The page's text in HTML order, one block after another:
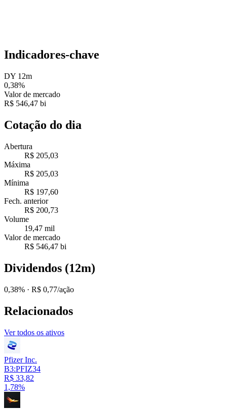
Indicadores-chave
DY 12m
0,38%
Valor de mercado
R$ 546,47 bi
Cotação do dia
Abertura
R$ 205,03
Máxima
R$ 205,03
Mínima
R$ 197,60
Fech. anterior
R$ 200,73
Volume
19,47 mil
Valor de mercado
R$ 546,47 bi
Dividendos (12m)
0,38% · R$ 0,77/ação
Relacionados
Ver todos os ativos
Pfizer Inc.
B3:PFIZ34
R$ 33,82
1,78%